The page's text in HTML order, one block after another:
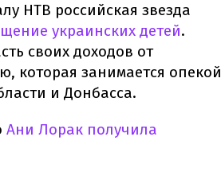
НТВ российская звезда
украинских детей.
своих доходов от
которая занимается опекой
и Донбасса.
Ани Лорак получила